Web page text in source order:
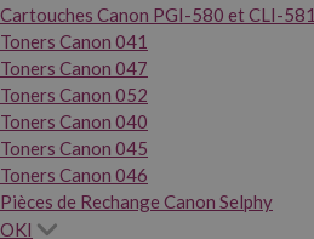
Cartouches Canon PGI-580 et CLI-581
Toners Canon 041
Toners Canon 047
Toners Canon 052
Toners Canon 040
Toners Canon 045
Toners Canon 046
Pièces de Rechange Canon Selphy
OKI